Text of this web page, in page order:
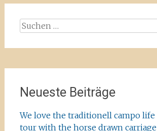
Suchen
Neueste Beiträge
We love the traditionell campo life
tour with the horse drawn carriage